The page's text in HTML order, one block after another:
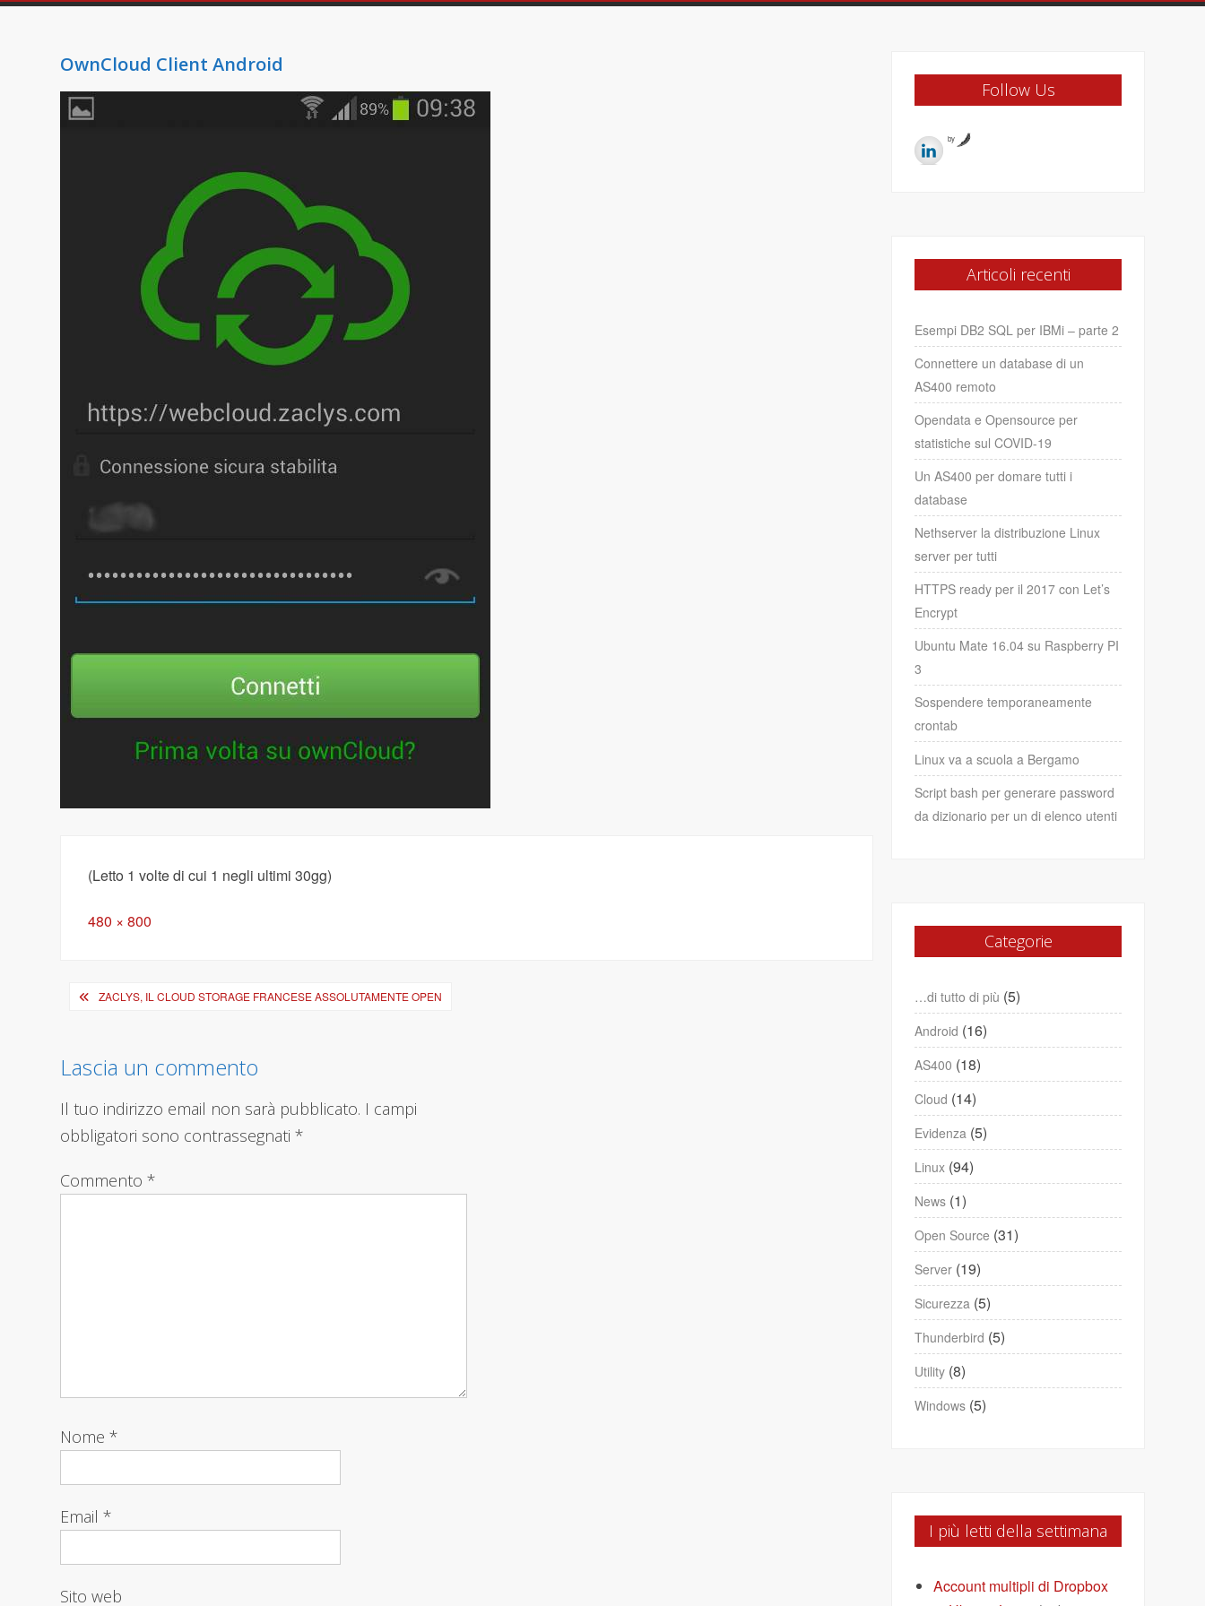
OwnCloud Client Android
(Letto 1 volte di cui 1 negli ultimi 30gg)
Full
480 × 800
Navigazione
ZACLYS, IL CLOUD STORAGE FRANCESE ASSOLUTAMENTE OPEN
Lascia un commento
Il tuo indirizzo email non sarà pubblicato. I campi
obbligatori sono contrassegnati*
Commento*
Nome*
Email*
Sito web
Follow Us
by
Articoli recenti
Esempi DB2 SQL per IBMi – parte 2
Connettere un database di un
AS400 remoto
Opendata e Opensource per
statistiche sul COVID-19
Un AS400 per domare tutti i
database
Nethserver la distribuzione Linux
server per tutti
HTTPS ready per il 2017 con Let’s
Encrypt
Ubuntu Mate 16.04 su Raspberry PI
3
Sospendere temporaneamente
crontab
Linux va a scuola a Bergamo
Script bash per generare password
da dizionario per un di elenco utenti
Categorie
…di tutto di più (5)
Android (16)
AS400 (18)
Cloud (14)
Evidenza (5)
Linux (94)
News (1)
Open Source (31)
Server (19)
Sicurezza (5)
Thunderbird (5)
Utility (8)
Windows (5)
I più letti della settimana
Account multipli di Dropbox